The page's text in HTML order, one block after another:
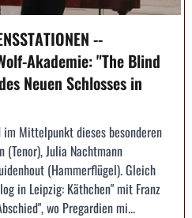
--
Akademie: "The Blind
Neuen Schlosses in
im Mittelpunkt dieses besonderen
(Tenor), Julia Nachtmann
(Hammerflügel). Gleich
in Leipzig: Käthchen" mit Franz
wo Pregardien mi...